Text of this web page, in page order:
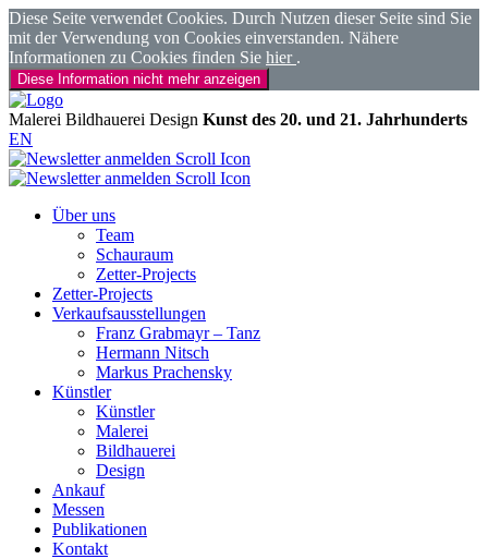
Diese Seite verwendet Cookies. Durch Nutzen dieser Seite sind Sie
mit der Verwendung von Cookies einverstanden. Nähere
Informationen zu Cookies finden Sie hier .
Diese Information nicht mehr anzeigen
Malerei Bildhauerei Design Kunst des 20. und 21. Jahrhunderts
EN
Über uns
Team
Schauraum
Zetter-Projects
Zetter-Projects
Verkaufsausstellungen
Franz Grabmayr – Tanz
Hermann Nitsch
Markus Prachensky
Künstler
Künstler
Malerei
Bildhauerei
Design
Ankauf
Messen
Publikationen
Kontakt